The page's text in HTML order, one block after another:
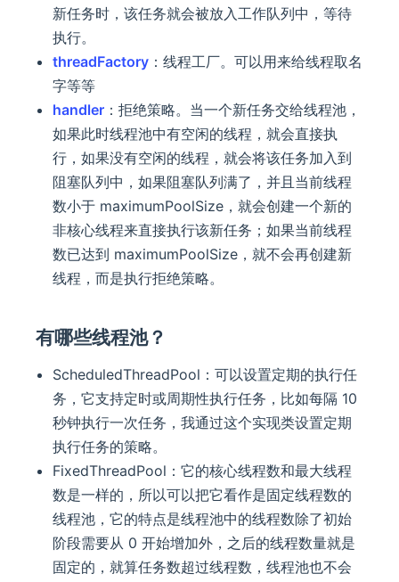
新任务时，该任务就会被放入工作队列中，等待
执行。
threadFactory ：线程工厂。可以用来给线程取名
字等等
handler ：拒绝策略。当一个新任务交给线程池，
如果此时线程池中有空闲的线程，就会直接执
行，如果没有空闲的线程，就会将该任务加入到
阻塞队列中，如果阻塞队列满了，并且当前线程
数小于 maximumPoolSize，就会创建一个新的
非核心线程来直接执行该新任务；如果当前线程
数已达到 maximumPoolSize，就不会再创建新
线程，而是执行拒绝策略。
有哪些线程池？
ScheduledThreadPool：可以设置定期的执行任
务，它支持定时或周期性执行任务，比如每隔 10
秒钟执行一次任务，我通过这个实现类设置定期
执行任务的策略。
FixedThreadPool：它的核心线程数和最大线程
数是一样的，所以可以把它看作是固定线程数的
线程池，它的特点是线程池中的线程数除了初始
阶段需要从 0 开始增加外，之后的线程数量就是
固定的，就算任务数超过线程数，线程池也不会